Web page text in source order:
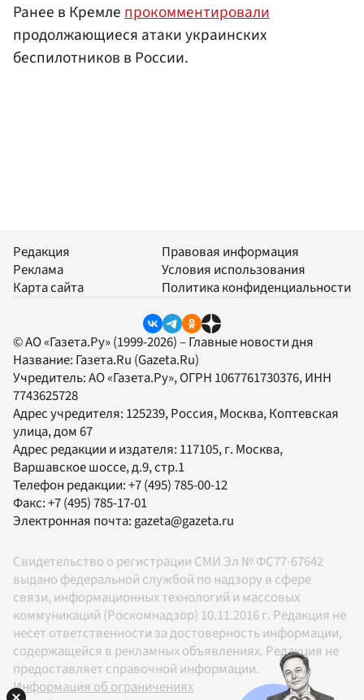
Ранее в Кремлепрокомментировали
продолжающиеся атаки украинских
беспилотников в России.
Редакция
Реклама
Карта сайта
Правовая информация
Условия использования
Политика конфиденциальности
© АО «Газета.Ру» (1999-2026) – Главные новости дня
Название: Газета.Ru (Gazeta.Ru)
Учредитель:АО «Газета.Ру», ОГРН 1067761730376, ИНН
7743625728
Адрес учредителя: 125239, Россия, Москва, Коптевская
улица, дом 67
Адрес редакции и издателя: 117105, г. Москва,
Варшавское шоссе, д.9, стр.1
Телефон редакции:+7 (495) 785-00-12
Факс:+7 (495) 785-17-01
Электронная почта: gazeta@gazeta.ru
Свидетельство о регистрации СМИ Эл № ФС77-67642
выдано федеральной службой по надзору в сфере
связи, информационных технологий и массовых
коммуникаций (Роскомнадзор) 10.11.2016 г. Редакция не
несет ответственности за достоверность информации,
содержащейся в рекламных объявлениях. Редакция не
предоставляет справочной информации.
Информация об ограничениях